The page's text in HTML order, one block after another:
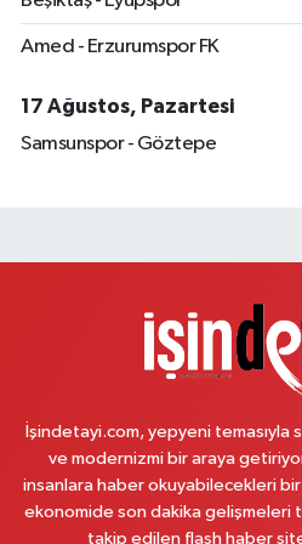
Arda Eczanesi
İnönü Mahallesi, Demokrasi Caddesi,
Nazan Eczanesi
Zübeyde Hanım Mahallesi, 1280.Sokak
Pera Eczanesi
Mimar Sinan Mahallesi, Selçukhan
0 (216) 755 01 02 Yol Tarifi Al
Amed - Erzurumspor FK
17 Ağustos, Pazartesi
Samsunspor - Göztepe
İşindetayi.com, yepyeni temasıyla
ve modernizmi bir araya
insanlara haber okuyabilecekleri
ekonomide son dakika gelişmeleri
takip edilen flash haber